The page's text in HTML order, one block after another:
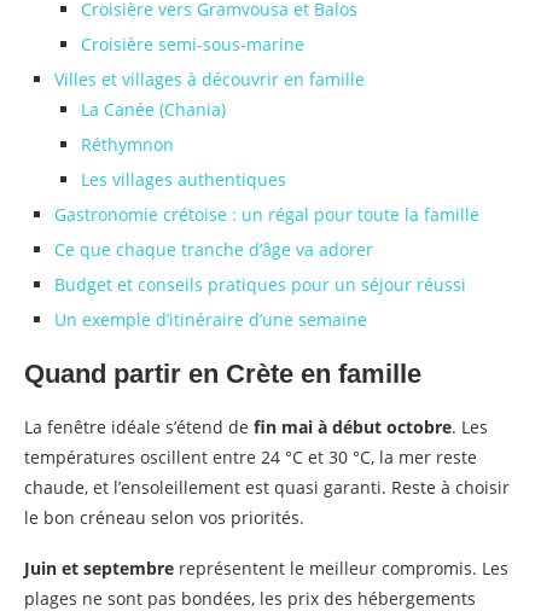
Croisière vers Gramvousa et Balos
Croisière semi-sous-marine
Villes et villages à découvrir en famille
La Canée (Chania)
Réthymnon
Les villages authentiques
Gastronomie crétoise : un régal pour toute la famille
Ce que chaque tranche d’âge va adorer
Budget et conseils pratiques pour un séjour réussi
Un exemple d’itinéraire d’une semaine
Quand partir en Crète en famille
La fenêtre idéale s’étend de fin mai à début octobre. Les
températures oscillent entre 24 °C et 30 °C, la mer reste
chaude, et l’ensoleillement est quasi garanti. Reste à choisir
le bon créneau selon vos priorités.
Juin et septembre représentent le meilleur compromis. Les
plages ne sont pas bondées, les prix des hébergements